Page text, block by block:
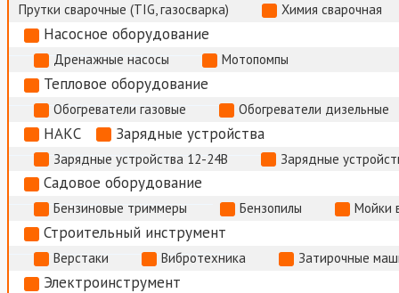
Прутки сварочные (TIG, газосварка)
Химия сварочная
Насосное оборудование
Дренажные насосы Мотопомпы
Тепловое оборудование
Обогреватели газовые Обогреватели дизельные
НАКС Зарядные устройства
Зарядные устройства 12-24В Зарядные
Садовое оборудование
Бензиновые триммеры Бензопилы Мойки
Строительный инструмент
Верстаки Вибротехника Затирочные
Электроинструмент